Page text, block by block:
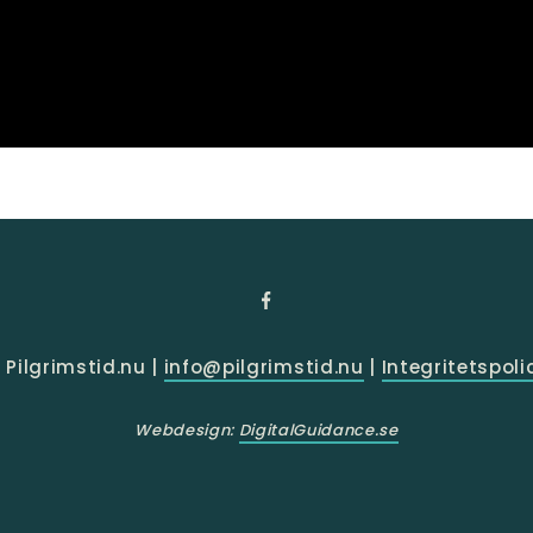
| info@pilgrimstid.nu
Webdesign: DigitalGuidance.se